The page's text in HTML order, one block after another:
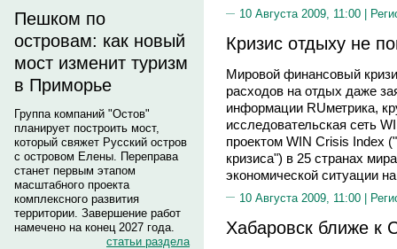
Пешком по
островам: как новый
мост изменит туризм
в Приморье
Группа компаний "Остов"
планирует построить мост,
который свяжет Русский остров
с островом Елены. Переправа
станет первым этапом
масштабного проекта
комплексного развития
территории. Завершение работ
намечено на конец 2027 года.
статьи раздела
10 Августа 2009, 11:00 |
Кризис отдыху не
Мировой финансовый
расходов на отдых даже
информации RUметрика,
исследовательская сеть
проектом WIN Crisis Index
кризиса") в 25 странах
экономической ситуации
10 Августа 2009, 11:00 |
Хабаровск ближе к